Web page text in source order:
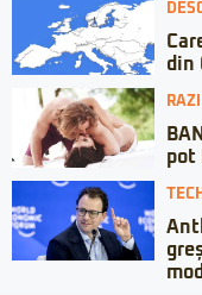
din
pot